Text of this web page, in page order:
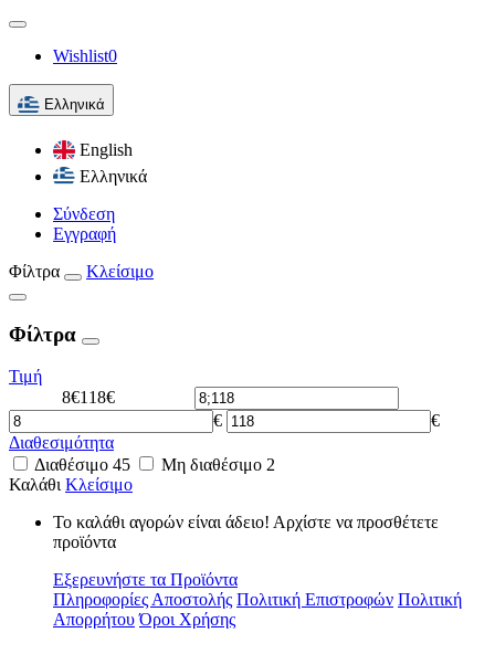
Wishlist0
Ελληνικά
English
Ελληνικά
Σύνδεση
Εγγραφή
Φίλτρα
Κλείσιμο
Φίλτρα
Τιμή
8€118€
€
€
Διαθεσιμότητα
Διαθέσιμο 45 Μη διαθέσιμο 2
Καλάθι Κλείσιμο
Το καλάθι αγορών είναι άδειο! Αρχίστε να προσθέτετε
προϊόντα
Εξερευνήστε τα Προϊόντα
Πληροφορίες Αποστολής Πολιτική Επιστροφών Πολιτική
Απορρήτου Όροι Χρήσης